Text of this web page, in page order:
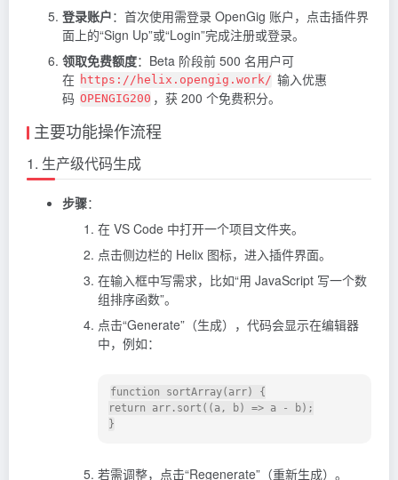
登录账户：首次使用需登录 OpenGig 账户，点击插件界
面上的“Sign Up”或“Login”完成注册或登录。
领取免费额度：Beta 阶段前 500 名用户可
在 https://helix.opengig.work/ 输入优惠
码 OPENGIG200 ，获 200 个免费积分。
主要功能操作流程
1. 生产级代码生成
步骤：
在 VS Code 中打开一个项目文件夹。
点击侧边栏的 Helix 图标，进入插件界面。
在输入框中写需求，比如“用 JavaScript 写一个数
组排序函数”。
点击“Generate”（生成），代码会显示在编辑器
中，例如：
function sortArray(arr) {
return arr.sort((a, b) => a - b);
若需调整，点击“Regenerate”（重新生成）。